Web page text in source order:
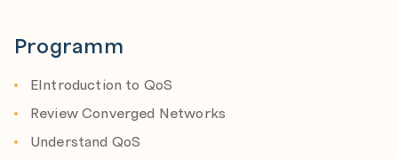
sowie die Integration von IP QoS mit Layer 2 QoS
vermittelt. Die Teilnehmer*innen sind durch den Kurs in
der Lage effiziente, optimierte und fehlerfreie
Multiservice-Netze zu konzipieren, zu implementieren
Programm
EIntroduction to QoS
Review Converged Networks
Understand QoS